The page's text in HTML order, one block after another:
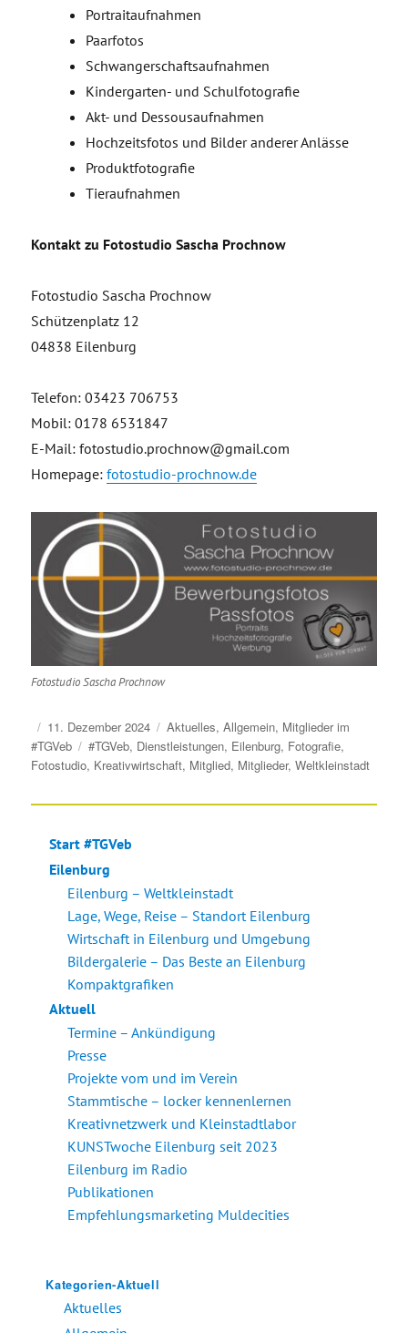
Portraitaufnahmen
Paarfotos
Schwangerschaftsaufnahmen
Kindergarten- und Schulfotografie
Akt- und Dessousaufnahmen
Hochzeitsfotos und Bilder anderer Anlässe
Produktfotografie
Tieraufnahmen
Kontakt zu Fotostudio Sascha Prochnow
Fotostudio Sascha Prochnow
Schützenplatz 12
04838 Eilenburg
Telefon: 03423 706753
Mobil: 0178 6531847
E-Mail: fotostudio.prochnow@gmail.com
Homepage:fotostudio-prochnow.de
Fotostudio Sascha Prochnow
Veröffentlicht
am
11. Dezember 2024 Kategorien
Aktuelles,Allgemein, Mitglieder im
#TGVeb
Schlagwörter
#TGVeb, Dienstleistungen, Eilenburg, Fotografie,
Fotostudio, Kreativwirtschaft, Mitglied, Mitglieder,Weltkleinstadt
Start #TGVeb
Eilenburg
Eilenburg – Weltkleinstadt
Lage, Wege, Reise – Standort Eilenburg
Wirtschaft in Eilenburg und Umgebung
Bildergalerie – Das Beste an Eilenburg
Kompaktgrafiken
Aktuell
Termine – Ankündigung
Presse
Projekte vom und im Verein
Stammtische – locker kennenlernen
Kreativnetzwerk und Kleinstadtlabor
KUNSTwoche Eilenburg seit 2023
Eilenburg im Radio
Publikationen
Empfehlungsmarketing Muldecities
Kategorien-Aktuell
Aktuelles